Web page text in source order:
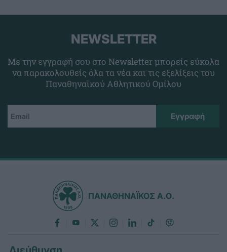
NEWSLETTER
Με την εγγραφή σου στο Newsletter μπορείς εύκολα
να παρακολουθείς όλα τα νέα και τις εξελίξεις του
Παναθηναϊκού Αθλητικού Ομίλου
ΠΑΝΑΘΗΝΑΪΚΟΣ Α.Ο.